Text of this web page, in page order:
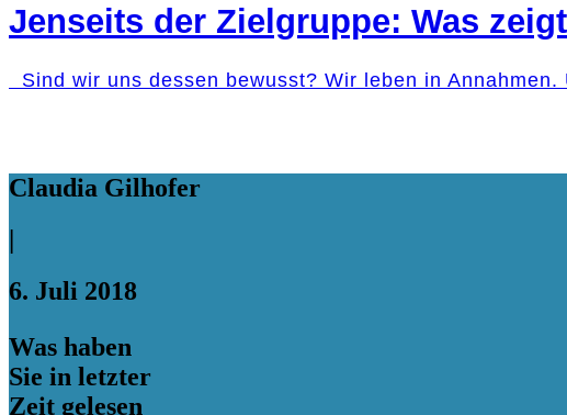
Jenseits der Zielgruppe: Was
Sind wir uns dessen bewusst? Wir leben in
Claudia Gilhofer
6. Juli 2018
Was haben
Sie in letzter
Zeit gelesen